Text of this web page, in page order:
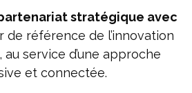
stratégique avec
de référence de l’innovation
service d’une approche
et connectée.